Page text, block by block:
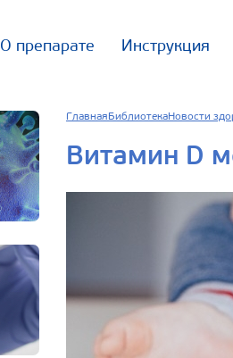
О препарате Инструкция
Главная БиблиотекаНовости
Витамин D